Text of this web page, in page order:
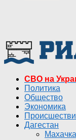
СВО на
Политика
Общество
Экономика
Дагестан